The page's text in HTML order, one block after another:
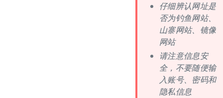
仔细辨认网址是
否为钓鱼网站、
山寨网站、镜像
网站
请注意信息安
全，不要随便输
入账号、密码和
隐私信息